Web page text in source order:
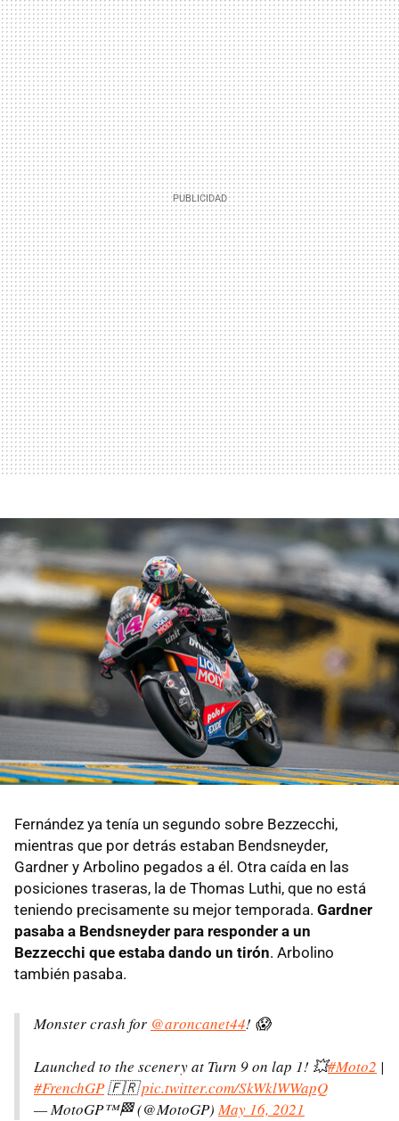
Fernández ya tenía un segundo sobre Bezzecchi,
mientras que por detrás estaban Bendsneyder,
Gardner y Arbolino pegados a él. Otra caída en las
posiciones traseras, la de Thomas Luthi, que no está
teniendo precisamente su mejor temporada. Gardner
pasaba a Bendsneyder para responder a un
Bezzecchi que estaba dando un tirón. Arbolino
también pasaba.
Monster crash for @aroncanet44! 😱
Launched to the scenery at Turn 9 on lap 1! 💥#Moto2 |
#FrenchGP🇫🇷pic.twitter.com/SkWklWWapQ
— MotoGP™🏁 (@MotoGP) May 16, 2021